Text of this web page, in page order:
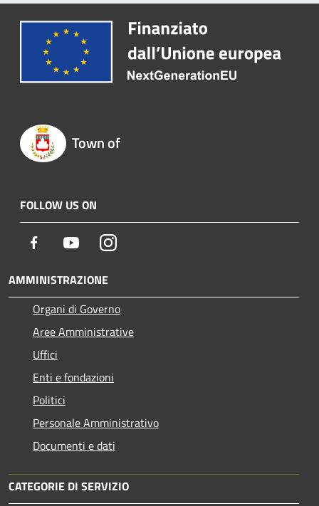
Town of
FOLLOW US ON
Facebook YoutubeInstagram
AMMINISTRAZIONE
Organi di Governo
Aree Amministrative
Uffici
Enti e fondazioni
Politici
Personale Amministrativo
Documenti e dati
CATEGORIE DI SERVIZIO